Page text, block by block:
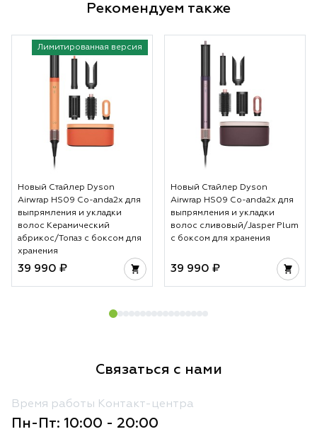
Рекомендуем также
Лимитированная версия
Новый Стайлер Dyson
Airwrap HS09 Co-anda2x для
выпрямления и укладки
волос Керамический
абрикос/Топаз с боксом для
хранения
39 990 ₽
Новый Стайлер Dyson
Airwrap HS09 Co-anda2x для
выпрямления и укладки
волос сливовый/Jasper Plum
с боксом для хранения
39 990 ₽
Связаться с нами
Время работы Контакт-центра
Пн-Пт: 10:00 - 20:00